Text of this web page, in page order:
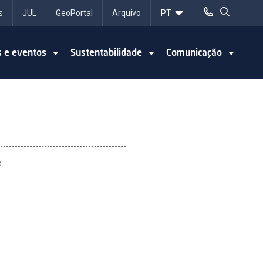
JUL GeoPortal Arquivo
e eventos Sustentabilidade Comunicação